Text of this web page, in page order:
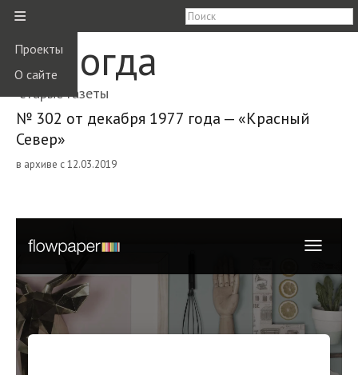
≡
Проекты
О сайте
Вологда
старые газеты
№ 302 от декабря 1977 года — «Красный
Север»
в архиве с 12.03.2019